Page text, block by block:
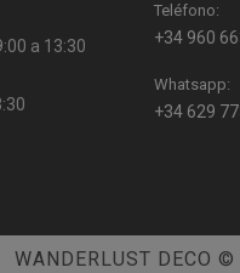
a 13:30
Teléfono:
+34 960
Whatsapp:
+34 629
WANDERLUST DECO ©